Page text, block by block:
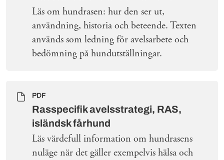
Läs om hundrasen: hur den ser ut,
användning, historia och beteende. Texten
används som ledning för avelsarbete och
bedömning på hundutställningar.
PDF
Rasspecifik avelsstrategi, RAS,
isländsk fårhund
Läs värdefull information om hundrasens
nuläge när det gäller exempelvis hälsa och